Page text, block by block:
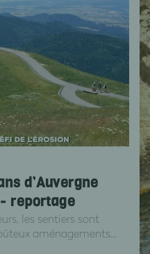
d’Auvergne
reportage
les sentiers sont
aménagements...